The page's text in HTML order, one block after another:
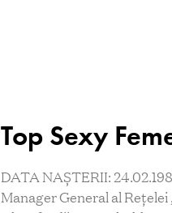
Top Sexy
DATA NAȘTERII:
Manager General al